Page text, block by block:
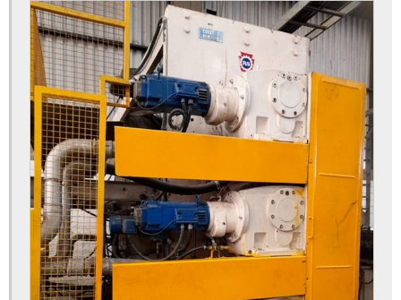
Automação de máquinas
Automação de máquinas e equipamentos
Automação de máquinas industriais
Automação de processos industriais
Automação de processos industriais e robótica
Automação elétrica
Automação elétrica industrial
Automação elétrica manutenção
Automação equipamentos industriais
Automação industrial bauru